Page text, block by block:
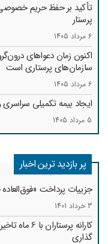
تأکید بر حفظ حریم خصوصی
پرستار
6 مرداد 1405
اکنون زمان دعواهای
سازمان‌های پرستاری است
6 مرداد 1405
ایجاد بیمه تکمیلی سراسری
5 مرداد 1405
پر بازدید ترین اخبار
جزییات پرداخت
3 خرداد 1401
کارانه‌
گذاری